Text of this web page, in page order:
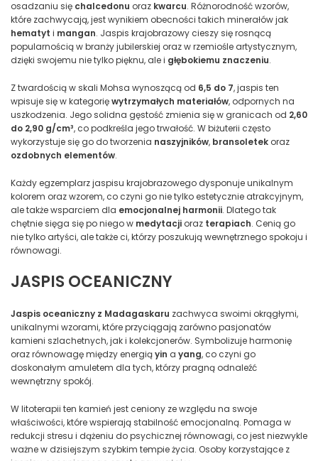
osadzaniu się chalcedonu oraz kwarcu. Różnorodność wzorów,
które zachwycają, jest wynikiem obecności takich minerałów jak
hematyt i mangan. Jaspis krajobrazowy cieszy się rosnącą
popularnością w branży jubilerskiej oraz w rzemiośle artystycznym,
dzięki swojemu nie tylko pięknu, ale i głębokiemu znaczeniu.
Z twardością w skali Mohsa wynoszącą od 6,5 do 7, jaspis ten
wpisuje się w kategorięwytrzymałych materiałów, odpornych na
uszkodzenia. Jego solidna gęstość zmienia się w granicach od 2,60
do 2,90 g/cm³, co podkreśla jego trwałość. W biżuterii często
wykorzystuje się go do tworzenia naszyjników, bransoletek oraz
ozdobnych elementów.
Każdy egzemplarz jaspisu krajobrazowego dysponuje unikalnym
kolorem oraz wzorem, co czyni go nie tylko estetycznie atrakcyjnym,
ale także wsparciem dla emocjonalnej harmonii. Dlatego tak
chętnie sięga się po niego w medytacji oraz terapiach. Cenią go
nie tylko artyści, ale także ci, którzy poszukują wewnętrznego spokoju i
równowagi.
JASPIS OCEANICZNY
Jaspis oceaniczny z Madagaskaru zachwyca swoimi okrągłymi,
unikalnymi wzorami, które przyciągają zarówno pasjonatów
kamieni szlachetnych, jak i kolekcjonerów. Symbolizuje harmonię
oraz równowagę między energiąyin a yang, co czyni go
doskonałym amuletem dla tych, którzy pragną odnaleźć
wewnętrzny spokój.
W litoterapii ten kamień jest ceniony ze względu na swoje
właściwości, które wspierają stabilność emocjonalną. Pomaga w
redukcji stresu i dążeniu do psychicznej równowagi, co jest niezwykle
ważne w dzisiejszym szybkim tempie życia. Osoby korzystające z